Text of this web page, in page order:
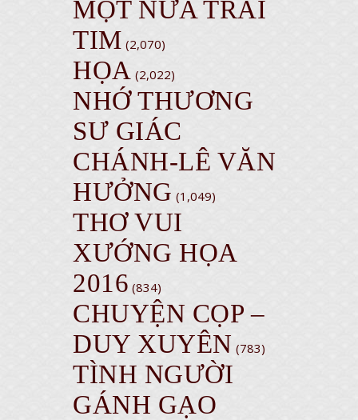
MỘT NỬA TRÁI
TIM (2,070)
HỌA (2,022)
NHỚ THƯƠNG
SƯ GIÁC
CHÁNH-LÊ VĂN
HƯỞNG (1,049)
THƠ VUI
XƯỚNG HỌA
2016 (834)
CHUYỆN CỌP –
DUY XUYÊN (783)
TÌNH NGƯỜI
GÁNH GẠO